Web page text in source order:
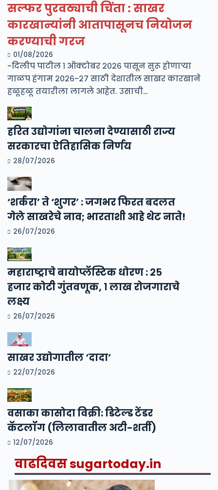
सल्फर पुरवठ्याची चिंता : साखर
कारखान्यांनी आतापासूनच नियोजन
करण्याची गरज
01/08/2026
-दिलीप पाटील १ ऑक्टोबर २०२६ पासून सुरू होणाऱ्या
गाळप हंगाम २०२६-२७ साठी देशातील साखर कारखाने
हळूहळू तयारीला लागले आहेत. उसाची…
हरित उद्योगांना चालना देण्यासाठी राज्य
सरकारचा ऐतिहासिक निर्णय
28/07/2026
‘शर्करा’ ते ‘शुगर’ : जगभर फिरत बदलत
गेले साखरेचे नाव; भारताशी आहे थेट नाते!
26/07/2026
महाराष्ट्राचे बायोप्लॅस्टिक धोरण : २५
हजार कोटी गुंतवणूक, १ लाख रोजगाराचे
लक्ष्य
26/07/2026
साखर उद्योगातील ‘दादा’
22/07/2026
वसाका कासोदा विक्री: डिटेल्ड टेंडर
कॅटलॉग (लिलावातील अटी-शर्ती)
12/07/2026
वाढदिवसsugartoday.in